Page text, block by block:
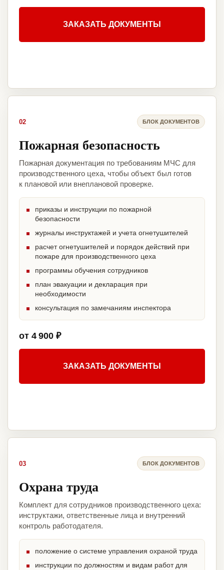
ЗАКАЗАТЬ ДОКУМЕНТЫ
02 БЛОК ДОКУМЕНТОВ
Пожарная безопасность
Пожарная документация по требованиям МЧС для
производственного цеха, чтобы объект был готов
к плановой или внеплановой проверке.
приказы и инструкции по пожарной
безопасности
журналы инструктажей и учета огнетушителей
расчет огнетушителей и порядок действий при
пожаре для производственного цеха
программы обучения сотрудников
план эвакуации и декларация при
необходимости
консультация по замечаниям инспектора
от 4 900 ₽
ЗАКАЗАТЬ ДОКУМЕНТЫ
03 БЛОК ДОКУМЕНТОВ
Охрана труда
Комплект для сотрудников производственного цеха:
инструктажи, ответственные лица и внутренний
контроль работодателя.
положение о системе управления охраной труда
инструкции по должностям и видам работ для